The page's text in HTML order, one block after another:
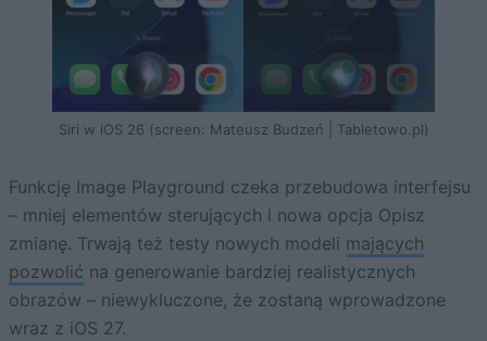
Siri w iOS 26 (screen: Mateusz Budzeń | Tabletowo.pl)
Funkcję Image Playground czeka przebudowa interfejsu
– mniej elementów sterujących i nowa opcja Opisz
zmianę. Trwają też testy nowych modeli mających
pozwolić na generowanie bardziej realistycznych
obrazów – niewykluczone, że zostaną wprowadzone
wraz z iOS 27.